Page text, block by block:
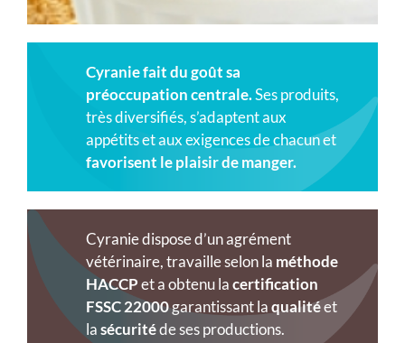
Cyranie fait du goût sa
préoccupation centrale.Ses produits,
très diversifiés, s’adaptent aux
appétits et aux exigences de chacun et
favorisent le plaisir de manger.
Cyranie dispose d’un agrément
vétérinaire, travaille selon la méthode
HACCPet a obtenu lacertification
FSSC 22000garantissant laqualitéet
lasécuritéde ses productions.